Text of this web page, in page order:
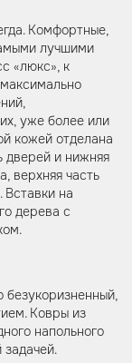
Комфортные,
лучшими
«люкс», к
уже более или
кожей отделана
дверей и нижняя
верхняя часть
Вставки на
дерева с
безукоризненный,
Ковры из
напольного